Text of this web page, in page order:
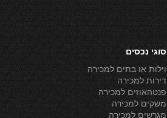
סוגי נכסים
וילות או בתים למכירה
דירות למכירה
פנטהאוזים למכירה
משקים למכירה
מגרשים למכירה